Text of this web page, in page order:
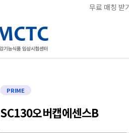
무료 매칭 받
PRIME
SC130오버캡에센스B